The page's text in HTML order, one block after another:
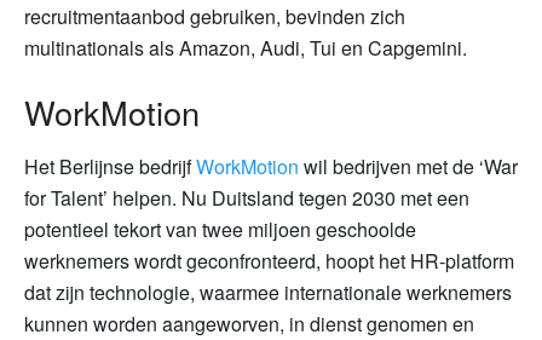
recruitmentaanbod gebruiken, bevinden zich
multinationals als Amazon, Audi, Tui en Capgemini.
WorkMotion
Het Berlijnse bedrijfWorkMotion wil bedrijven met de ‘War
for Talent’ helpen. Nu Duitsland tegen 2030 met een
potentieel tekort van twee miljoen geschoolde
werknemers wordt geconfronteerd, hoopt het HR-platform
dat zijn technologie, waarmee internationale werknemers
kunnen worden aangeworven, in dienst genomen en